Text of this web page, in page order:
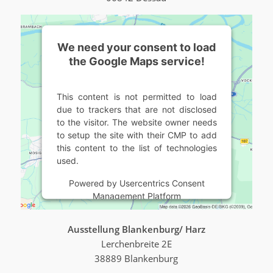
We need your consent to load
the Google Maps service!
This content is not permitted to load
due to trackers that are not disclosed
to the visitor. The website owner needs
to setup the site with their CMP to add
this content to the list of technologies
used.
Powered by Usercentrics Consent
Management Platform
Ausstellung Blankenburg/ Harz
Lerchenbreite 2E
38889 Blankenburg